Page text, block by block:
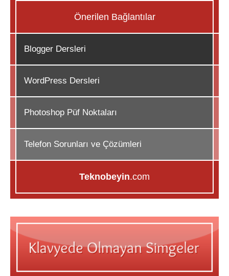
Önerilen Bağlantılar
Blogger Dersleri
WordPress Dersleri
Photoshop Püf Noktaları
Telefon Sorunları ve Çözümleri
Teknobeyin.com